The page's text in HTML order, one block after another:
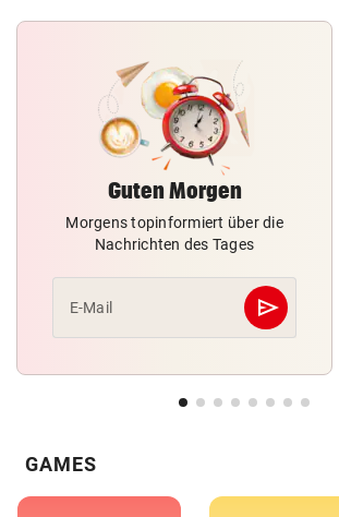
Guten Morgen
Morgens topinformiert über die
Nachrichten des Tages
E-Mail send
Abschicken
GAMES